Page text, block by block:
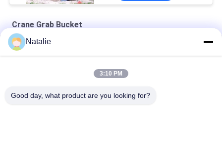
Crane Grab Bucket
Grappin en vrac télécommandé sans fil de 8 m³
Natalie
3:10 PM
Good day, what product are you looking for?